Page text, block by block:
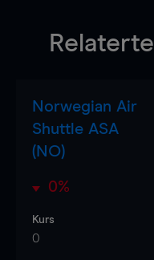
Norwegian Air
Shuttle ASA
(NO)
0%
Kurs
0